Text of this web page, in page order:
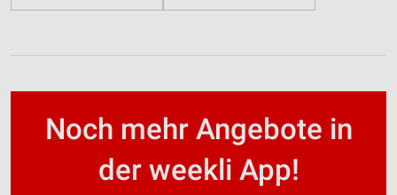
Noch mehr Angebote in
der weekli App!